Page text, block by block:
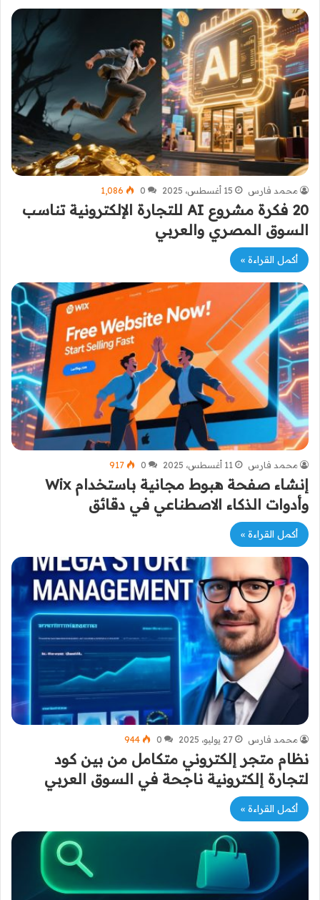
محمد فارس 15 أغسطس، 2025 0 1٬086
20 فكرة مشروع AI للتجارة الإلكترونية تناسب
السوق المصري والعربي
أكمل القراءة »
محمد فارس 11 أغسطس، 2025 0
917
إنشاء صفحة هبوط مجانية باستخدام Wix
وأدوات الذكاء الاصطناعي في دقائق
أكمل القراءة »
محمد فارس 27 يوليو، 2025 0
944
نظام متجر إلكتروني متكامل من بين كود
لتجارة إلكترونية ناجحة في السوق العربي
أكمل القراءة »